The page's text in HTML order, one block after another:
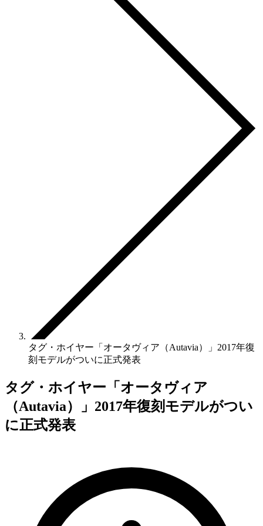
タグ・ホイヤー「オータヴィア（Autavia）」2017年復
刻モデルがついに正式発表
タグ・ホイヤー「オータヴィア
（Autavia）」2017年復刻モデルがつい
に正式発表